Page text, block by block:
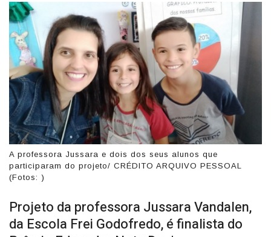
A professora Jussara e dois dos seus alunos que
participaram do projeto/ CRÉDITO ARQUIVO PESSOAL
(Fotos: )
Projeto da professora Jussara Vandalen,
da Escola Frei Godofredo, é finalista do